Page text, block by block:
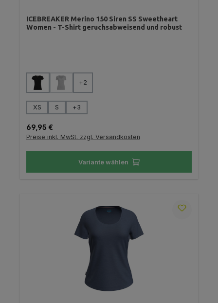
ICEBREAKER Merino 150 Siren SS Sweetheart
Women - T-Shirt geruchsabweisend und robust
Farbe auswählen
(Diese Option ist zurzeit nicht verfügbar.)
+2
Größe auswählen
XS S +3
Regulärer Preis:
69,95 €
Preise inkl. MwSt. zzgl. Versandkosten
Variante wählen